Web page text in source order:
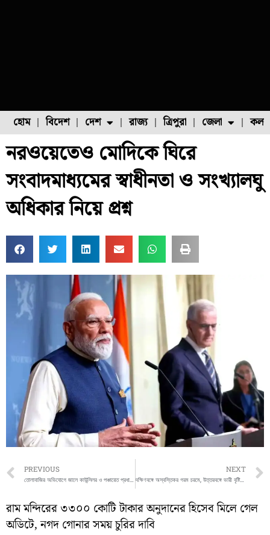
হোম বিদেশ দেশ
ফুল চাষ ফল চাষ মাছ চাষ
রাজ্য ত্রিপুরা জেলা
নরওয়েতেও মোদিকে ঘিরে
সংবাদমাধ্যমের স্বাধীনতা ও সংখ্যালঘু
অধিকার নিয়ে প্রশ্ন
Prev
PREVIOUS NEXT
দক্ষিণবঙ্গে অস্বস্তিকর গরম চরমে, উত্তরবঙ্গে ভারী বৃষ্টির পূর্বাভাস
রাম মন্দিরের ৩৩০০ কোটি টাকার অনুদানের হিসেব মিলে গেল
অডিটে, নগদ গোনার সময় চুরির দাবি